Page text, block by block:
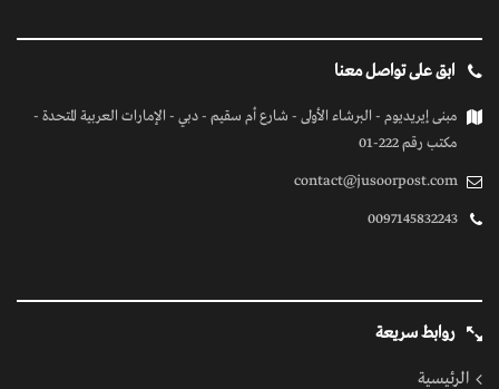
ابق على تواصل معنا
مبنى إيريديوم - البرشاء الأولى - شارع أم سقيم - دبي - الإمارات العربية المتحدة -
مكتب رقم 222-01
contact@jusoorpost.com
0097145832243
روابط سريعة
الرئيسية